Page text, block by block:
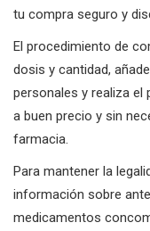
tu compra seguro y
El procedimiento de
dosis y cantidad,
personales y realiza el
a buen precio y sin
farmacia.
Para mantener la
información sobre
medicamentos